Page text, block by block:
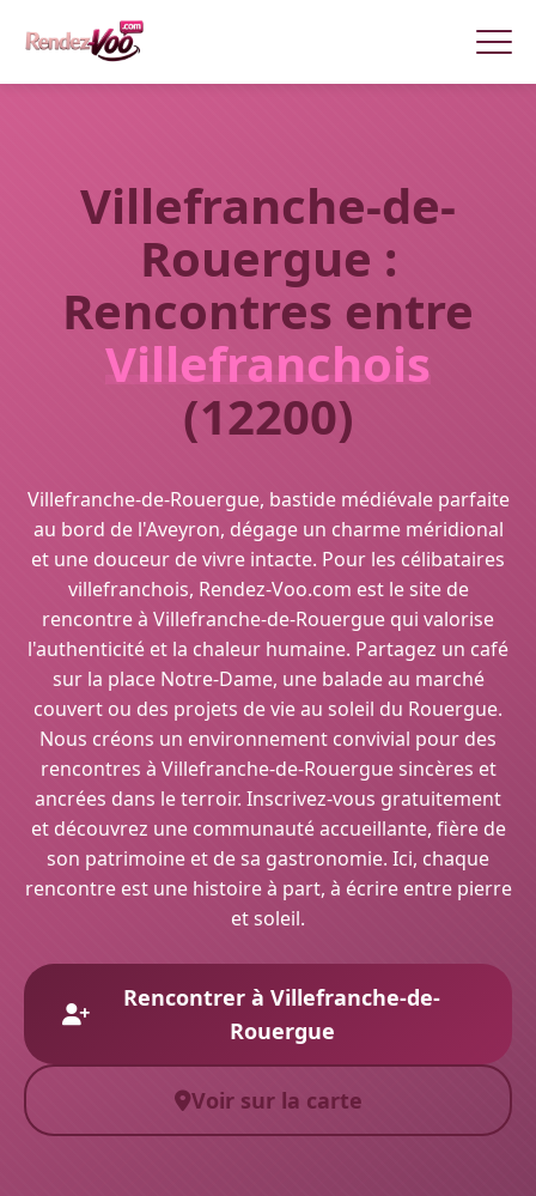
Villefranche-de-
Rouergue :
Rencontres entre
Villefranchois
(12200)
Villefranche-de-Rouergue, bastide médiévale parfaite
au bord de l'Aveyron, dégage un charme méridional
et une douceur de vivre intacte. Pour les célibataires
villefranchois, Rendez-Voo.com est le site de
rencontre à Villefranche-de-Rouergue qui valorise
l'authenticité et la chaleur humaine. Partagez un café
sur la place Notre-Dame, une balade au marché
couvert ou des projets de vie au soleil du Rouergue.
Nous créons un environnement convivial pour des
rencontres à Villefranche-de-Rouergue sincères et
ancrées dans le terroir. Inscrivez-vous gratuitement
et découvrez une communauté accueillante, fière de
son patrimoine et de sa gastronomie. Ici, chaque
rencontre est une histoire à part, à écrire entre pierre
et soleil.
Rencontrer à Villefranche-de-
Rouergue
Voir sur la carte